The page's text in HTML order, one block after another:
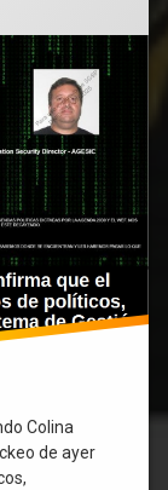
Colina
de ayer